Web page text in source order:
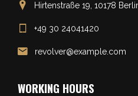
Hirtenstraße 19, 10178
+49 30 24041420
revolver@example.com
WORKING HOURS